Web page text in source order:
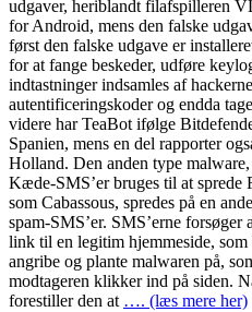
udgaver, heriblandt filafspilleren
for Android, mens den falske
først den falske udgave er
for at fange beskeder, udføre
indtastninger indsamles af
autentificeringskoder og endda
videre har TeaBot ifølge
Spanien, mens en del rapporter
Holland. Den anden type
Kæde-SMS’er bruges til at
som Cabassous, spredes på en
spam-SMS’er. SMS’erne
link til en legitim hjemmeside, som
angribe og plante malwaren på,
modtageren klikker ind på siden.
forestiller den at …. (læs mere her)